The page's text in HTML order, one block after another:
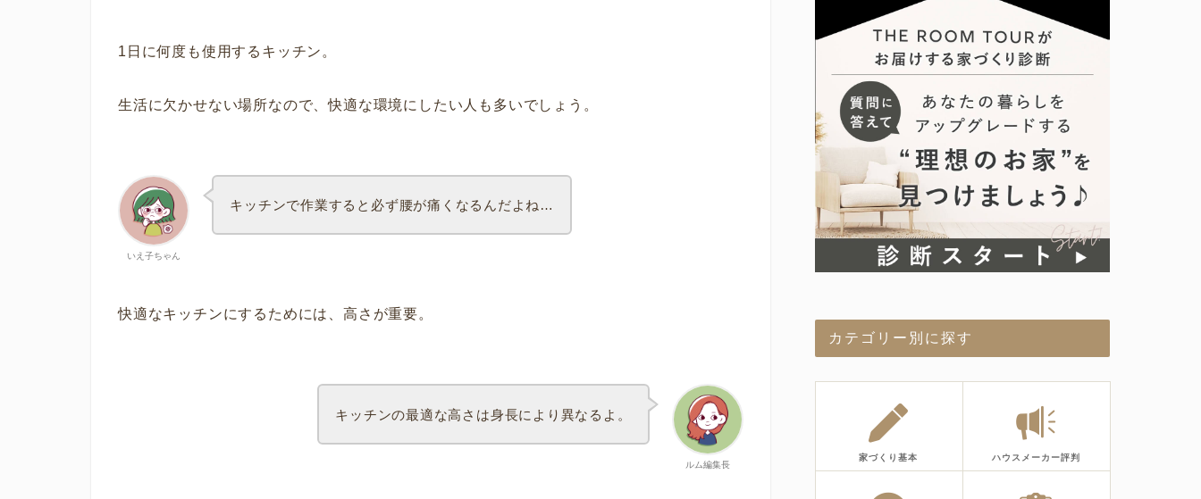
1日に何度も使用するキッチン。
生活に欠かせない場所なので、快適な環境にしたい人も多いでしょう。
いえ子ちゃん
キッチンで作業すると必ず腰が痛くなるんだよね…
快適なキッチンにするためには、高さが重要。
ルム編集長
キッチンの最適な高さは身長により異なるよ。
カテゴリー別に探す
家づくり基本 ハウスメーカー評判